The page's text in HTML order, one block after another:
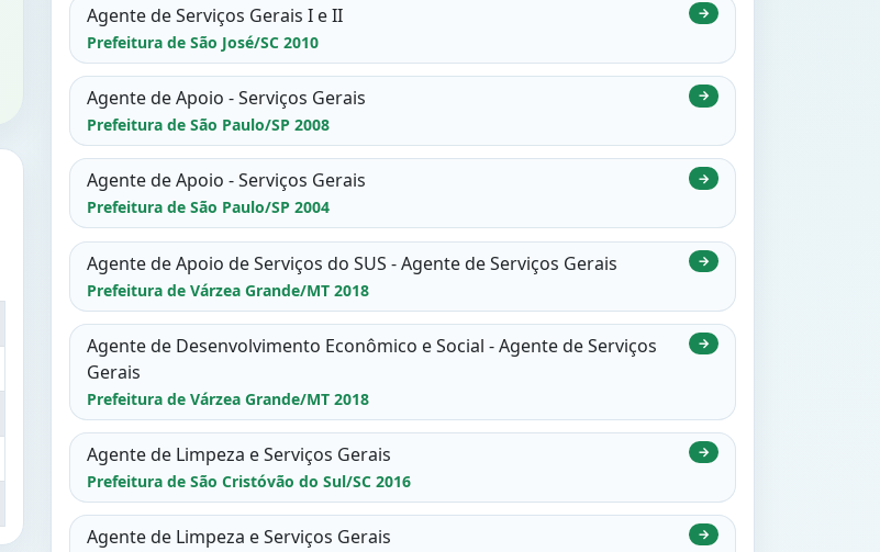
Agente de Serviços Gerais I e II
Prefeitura de São José/SC 2010
→
Agente de Apoio - Serviços Gerais
Prefeitura de São Paulo/SP 2008
→
Agente de Apoio - Serviços Gerais
Prefeitura de São Paulo/SP 2004
→
Agente de Apoio de Serviços do SUS - Agente de Serviços Gerais
Prefeitura de Várzea Grande/MT 2018
→
Agente de Desenvolvimento Econômico e Social - Agente de Serviços
Gerais
Prefeitura de Várzea Grande/MT 2018
→
Agente de Limpeza e Serviços Gerais
Prefeitura de São Cristóvão do Sul/SC 2016
→
Agente de Limpeza e Serviços Gerais →